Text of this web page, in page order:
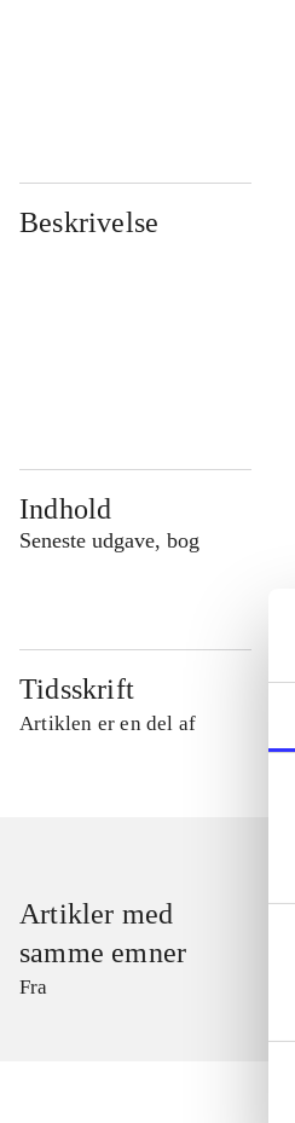
Beskrivelse
Indhold
Seneste udgave, bog
Tidsskrift
Artiklen er en del af
Artikler med
samme emner
Fra